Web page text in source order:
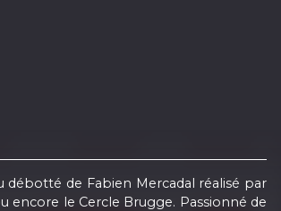
débotté de Fabien Mercadal réalisé par
encore le Cercle Brugge. Passionné de